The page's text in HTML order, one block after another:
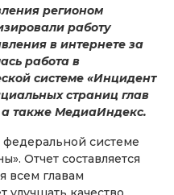
регионом
работу
в интернете за
работа в
системе «Инцидент
страниц глав
а также МедиаИндекс.
системе
Отчет составляется
всем главам